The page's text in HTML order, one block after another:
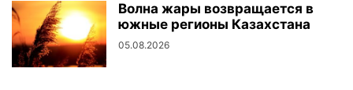
Волна жары возвращается в
южные регионы Казахстана
05.08.2026